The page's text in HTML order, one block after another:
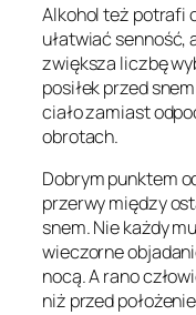
Alkohol też potrafi
ułatwiać senność,
zwiększa liczbę
posiłek przed
ciało zamiast
obrotach.
Dobrym punktem
przerwy między
snem. Nie każdy
wieczorne
nocą. A rano
niż przed